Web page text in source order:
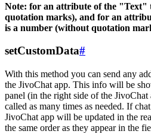
Note: for an attribute of the "Text"
quotation marks), and for an
is a number (without quotation
setCustomData#
With this method you can send any
the JivoChat app. This info will be
panel (in the right side of the JivoChat
called as many times as needed. If
JivoChat app will be updated in the
the same order as they appear in the